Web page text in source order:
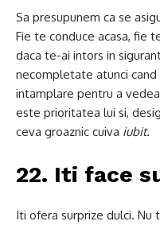
Sa presupunem ca se
Fie te conduce acasa, fie
daca te-ai intors in
necompletate atunci
intamplare pentru a
este prioritatea lui si,
ceva groaznic cuiva iubit.
22. Iti face
Iti ofera surprize dulci. Nu